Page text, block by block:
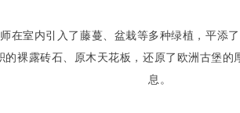
在室内引入了藤蔓、盆栽等多种绿植，平添
的裸露砖石、原木天花板，还原了欧洲古堡
息。